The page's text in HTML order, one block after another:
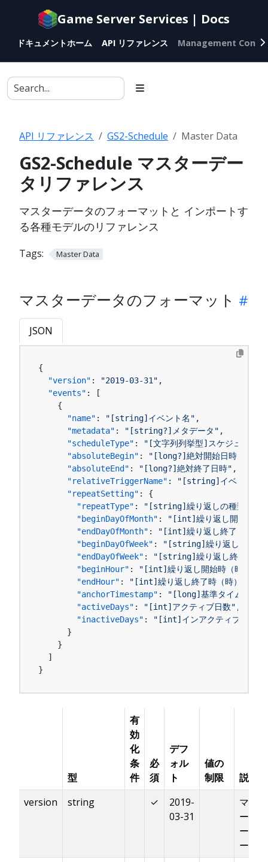
Documentation
agents
Game Server Services | Docs
ドキュメントホーム API リファレンス Management
API リファレンス GS2-Schedule Master Data
GS2-Schedule マスターデー
タリファレンス
マスターデータのフォーマットと インポートす
る各種モデルのリファレンス
Tags: Master Data
マスターデータのフォーマット
JSON
{
"version" : "2019-03-31" ,
"events" :
[
{
"name" : "[string]イベント名" ,
"metadata" : "[string?]メタデータ" ,
"scheduleType" :
"[文字列列挙型]スケジュール
"absoluteBegin" : "[long?]絶対開始日時"
"absoluteEnd" : "[long?]絶対終了日時" ,
"relativeTriggerName" :
"[string]イベント開
"repeatSetting" :
{
"repeatType" : "[string]繰り返しの種類"
"beginDayOfMonth" : "[int]繰り返し開始日"
"endDayOfMonth" : "[int]繰り返し終了日"
"beginDayOfWeek" :
"[string]繰り返し開始曜
"endDayOfWeek" :
"[string]繰り返し終了曜日"
"beginHour" : "[int]繰り返し開始時（時）"
"endHour" : "[int]繰り返し終了時（時）"
"anchorTimestamp" :
"[long]基準タイムスタ
"activeDays" : "[int]アクティブ日数" ,
"inactiveDays" :
"[int]インアクティブ日数"
}
}
]
}
型
有
効
化
条
件
必
須
デフ
ォル
ト
値の
制限
説明
version
string ✓
2019-
03-31
マス
ータ
ーマ
ージ